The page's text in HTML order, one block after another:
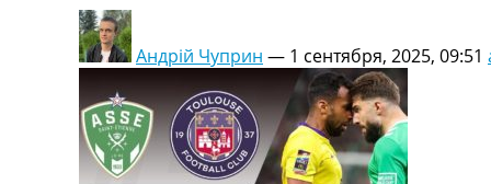
Андрій Чуприн — 1 сентября, 2025, 09:51